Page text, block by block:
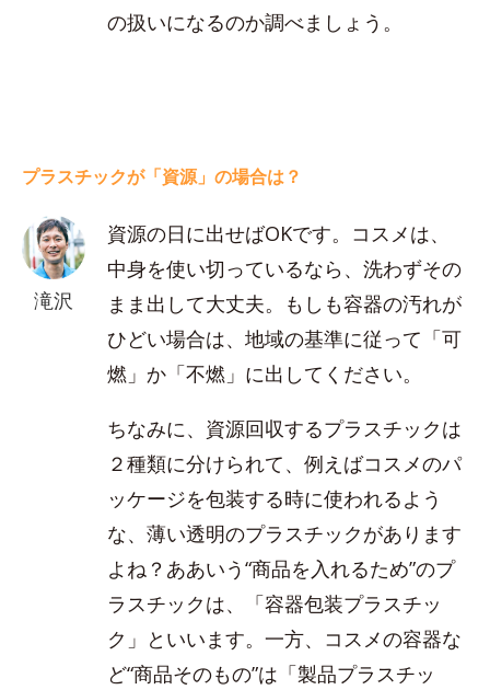
の扱いになるのか調べましょう。
プラスチックが「資源」の場合は？
滝沢
資源の日に出せばOKです。コスメは、
中身を使い切っているなら、洗わずその
まま出して大丈夫。もしも容器の汚れが
ひどい場合は、地域の基準に従って「可
燃」か「不燃」に出してください。
ちなみに、資源回収するプラスチックは
２種類に分けられて、例えばコスメのパ
ッケージを包装する時に使われるよう
な、薄い透明のプラスチックがあります
よね？ああいう“商品を入れるため”のプ
ラスチックは、「容器包装プラスチッ
ク」といいます。一方、コスメの容器な
ど“商品そのもの”は「製品プラスチッ